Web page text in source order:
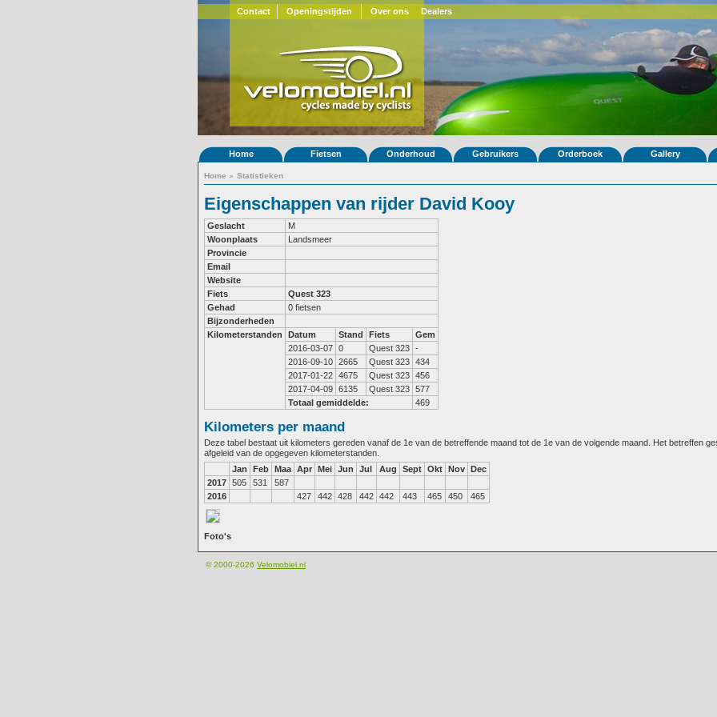
Contact Openingstijden Over ons Dealers
Home Fietsen Onderhoud Gebruikers Orderboek Gallery
Home » Statistieken
Eigenschappen van rijder David Kooy
Geslacht
M
Woonplaats
Landsmeer
Provincie
Email
Website
Fiets
Quest 323
Gehad
0 fietsen
Bijzonderheden
Kilometerstanden
Datum Stand Fiets
Gem
2016-03-07 0 Quest 323 -
2016-09-10 2665 Quest 323 434
2017-01-22 4675 Quest 323 456
2017-04-09 6135 Quest 323 577
Totaal gemiddelde:
469
Kilometers per maand
Deze tabel bestaat uit kilometers gereden vanaf de 1e van de betreffende maand tot de 1e van de volgende maand. Het betreffen
afgeleid van de opgegeven kilometerstanden.
Jan
Feb Maa Apr Mei Jun Jul Aug Sept Okt Nov Dec
2017 505 531
587
2016
427 442 428 442 442 443 465 450 465
Foto's
© 2000-2026 Velomobiel.nl